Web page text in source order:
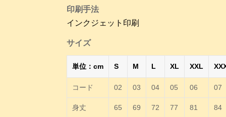
印刷手法
インクジェット印刷
サイズ
単位：cm S M L XL XXL
コード 02 03 04 05 06 07
身丈 65 69 72 77 81 84